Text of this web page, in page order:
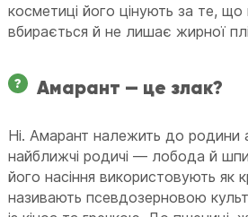
косметиці його цінують за те, що
вбирається й не лишає жирної
Амарант — це злак?
Ні. Амарант належить до родини
найближчі родичі — лобода й
його насіння використовують як
називають псевдозерновою